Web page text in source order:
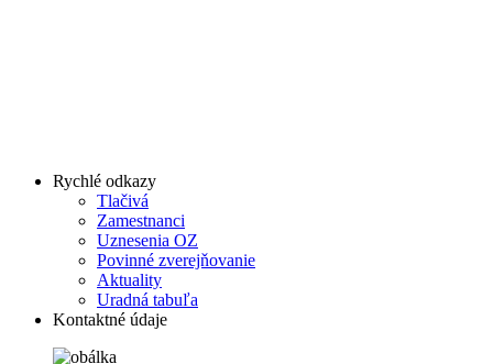
Rychlé odkazy
Tlačivá
Zamestnanci
Uznesenia OZ
Povinné zverejňovanie
Aktuality
Uradná tabuľa
Kontaktné údaje